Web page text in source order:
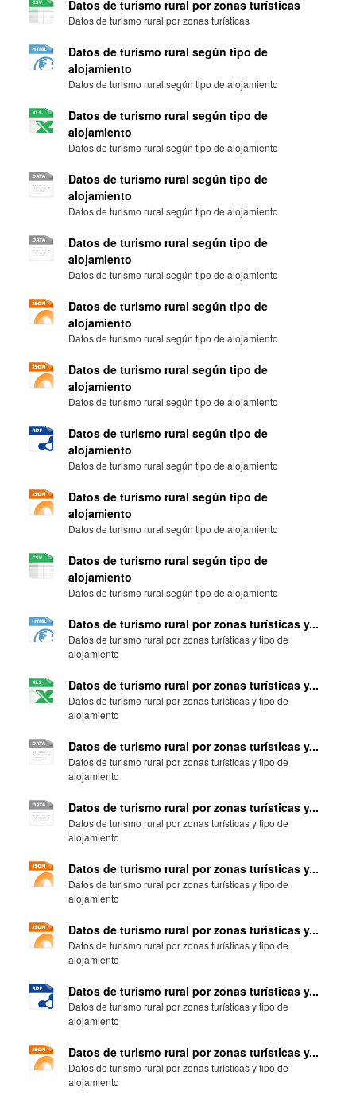
Datos de turismo rural por zonas turísticas
Datos de turismo rural por zonas turísticas
Datos de turismo rural según tipo de
alojamiento
Datos de turismo rural según tipo de alojamiento
Datos de turismo rural según tipo de
alojamiento
Datos de turismo rural según tipo de alojamiento
Datos de turismo rural según tipo de
alojamiento
Datos de turismo rural según tipo de alojamiento
Datos de turismo rural según tipo de
alojamiento
Datos de turismo rural según tipo de alojamiento
Datos de turismo rural según tipo de
alojamiento
Datos de turismo rural según tipo de alojamiento
Datos de turismo rural según tipo de
alojamiento
Datos de turismo rural según tipo de alojamiento
Datos de turismo rural según tipo de
alojamiento
Datos de turismo rural según tipo de alojamiento
Datos de turismo rural según tipo de
alojamiento
Datos de turismo rural según tipo de alojamiento
Datos de turismo rural según tipo de
alojamiento
Datos de turismo rural según tipo de alojamiento
Datos de turismo rural por zonas turísticas y...
Datos de turismo rural por zonas turísticas y tipo de
alojamiento
Datos de turismo rural por zonas turísticas y...
Datos de turismo rural por zonas turísticas y tipo de
alojamiento
Datos de turismo rural por zonas turísticas y...
Datos de turismo rural por zonas turísticas y tipo de
alojamiento
Datos de turismo rural por zonas turísticas y...
Datos de turismo rural por zonas turísticas y tipo de
alojamiento
Datos de turismo rural por zonas turísticas y...
Datos de turismo rural por zonas turísticas y tipo de
alojamiento
Datos de turismo rural por zonas turísticas y...
Datos de turismo rural por zonas turísticas y tipo de
alojamiento
Datos de turismo rural por zonas turísticas y...
Datos de turismo rural por zonas turísticas y tipo de
alojamiento
Datos de turismo rural por zonas turísticas y...
Datos de turismo rural por zonas turísticas y tipo de
alojamiento